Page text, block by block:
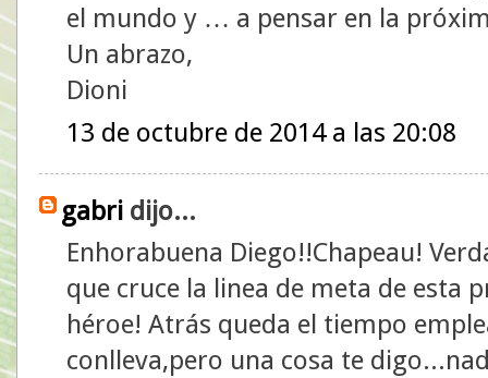
el mundo y … a pensar en la
Un abrazo,
Dioni
13 de octubre de 2014 a las 20:08
gabri dijo...
Enhorabuena Diego!!Chapeau!
que cruce la linea de meta de esta
héroe! Atrás queda el tiempo
conlleva,pero una cosa te